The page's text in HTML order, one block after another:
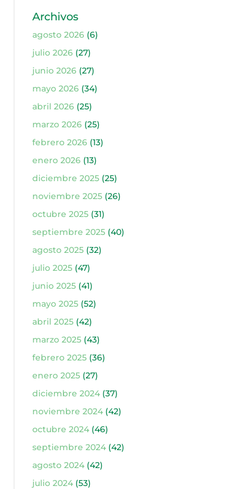
Archivos
agosto 2026(6)
julio 2026(27)
junio 2026(27)
mayo 2026(34)
abril 2026(25)
marzo 2026(25)
febrero 2026(13)
enero 2026(13)
diciembre 2025(25)
noviembre 2025(26)
octubre 2025(31)
septiembre 2025(40)
agosto 2025(32)
julio 2025(47)
junio 2025(41)
mayo 2025(52)
abril 2025(42)
marzo 2025(43)
febrero 2025(36)
enero 2025(27)
diciembre 2024(37)
noviembre 2024(42)
octubre 2024(46)
septiembre 2024(42)
agosto 2024(42)
julio 2024(53)